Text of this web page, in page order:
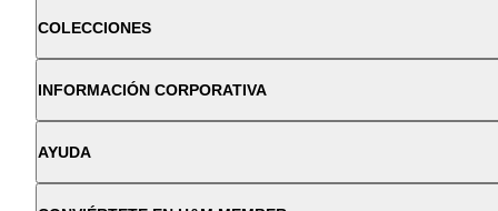
COLECCIONES
INFORMACIÓN CORPORATIVA
AYUDA